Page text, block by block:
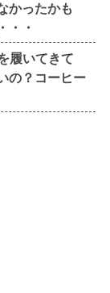
かったかも
・・
履いてきて
の？コーヒー